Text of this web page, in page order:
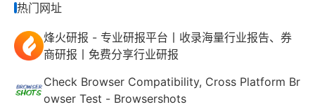
热门网址
烽火研报 - 专业研报平台丨收录海量行业报告、券
商研报丨免费分享行业研报
Check Browser Compatibility, Cross Platform Br
owser Test - Browsershots